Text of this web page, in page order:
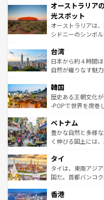
部のニューオーリ
文化が魅力。旅行
しみながら、その
るだろう。車での
情報は
ワイ島は見逃せな
島だが、静かな自
おすすめ。エメラ
文化や歴史が息づ
人々、おいしいロ
ク、伝統的なフラ
っている。訪れる
はコンテンツ一覧
オーストラリア
光スポット
オーストラリアは
シドニーのシンボ
リアリーフや大陸
ク）、タスマニア
ど、見どころがた
いる。アクティビ
ビング、ハイキン
い。オーストラリ
参照してほしい。
台湾
日本から約４時間
自然が織りなす魅
ン）、静ひつな山
と山間の静けさが
驚きをもたらして
容にもいいと評判
が味わえ
照してほしい。
韓国
歴史ある王朝文化
-POPで世界を席巻
き、地方に足を延
できる。そして、
まで、さまざまな
リティに包まれな
覧を参照してほし
ベトナム
豊かな自然と多様
く伸びる国土には
急速な発展と共に
ーチミン市のフラ
醸し出している。
とつ。フォーやバ
タイ
タイは、東南アジ
国だ。首都バンコ
の活気が交差して
香港